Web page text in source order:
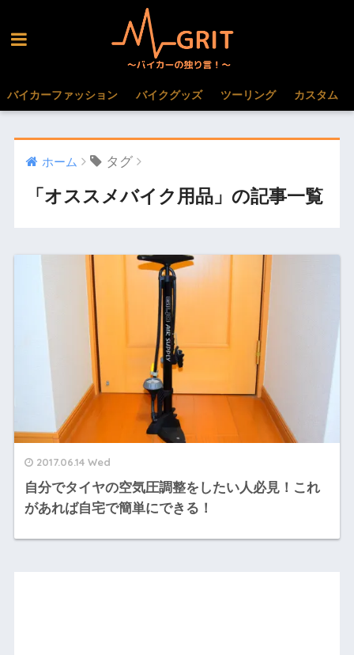
バイカーファッション バイクグッズ ツーリング カスタム
ホーム タグ
「オススメバイク用品」の記事一覧
2017.06.14 Wed
自分でタイヤの空気圧調整をしたい人必見！これ
があれば自宅で簡単にできる！